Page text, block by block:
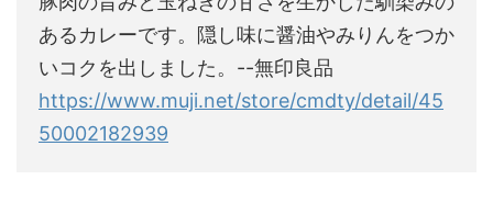
あるカレーです。隠し味に醤油やみりんをつか
いコクを出しました。--無印良品
https://www.muji.net/store/cmdty/detail/45
50002182939